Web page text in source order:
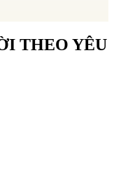
THEO YÊU